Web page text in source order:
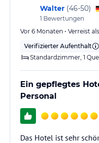
Der Service im Hotel
freundlich, was
Walter (46-50)
1 Bewertungen
Vor 6 Monaten • Verreist
Verifizierter Aufenthalt
Standardzimmer, 1
Ein gepflegtes
Personal
Das Hotel ist sehr